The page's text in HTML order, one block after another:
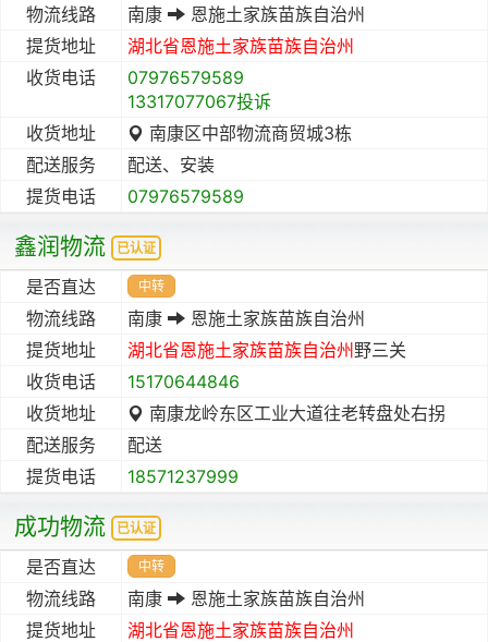
物流线路 南康
恩施土家族苗族自治州
提货地址
湖北省恩施土家族苗族自治州
收货电话
07976579589
13317077067投诉
收货地址
南康区中部物流商贸城3栋
配送服务
配送、安装
提货电话
07976579589
鑫润物流 已认证
是否直达 中转
物流线路 南康
恩施土家族苗族自治州
提货地址
湖北省恩施土家族苗族自治州野三关
收货电话
15170644846
收货地址
南康龙岭东区工业大道往老转盘处右拐
配送服务
配送
提货电话
18571237999
成功物流 已认证
是否直达 中转
物流线路 南康
恩施土家族苗族自治州
提货地址
湖北省恩施土家族苗族自治州